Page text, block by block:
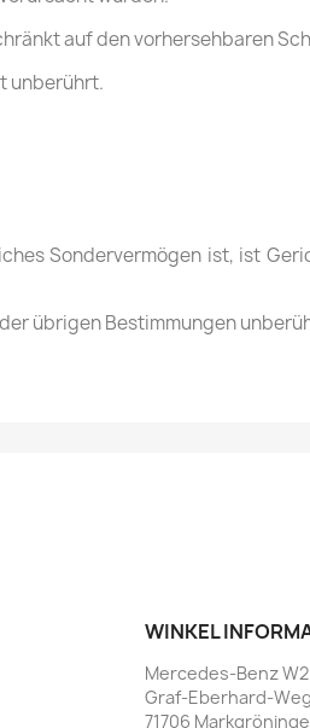
auf den vorhersehbaren
unberührt.
Sondervermögen ist, ist
übrigen Bestimmungen
WINKEL
Mercedes-Benz
Graf-Eberhard-
71706